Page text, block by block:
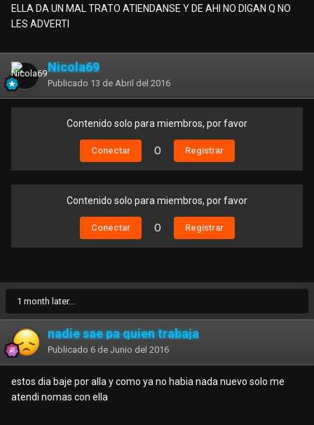
ELLA DA UN MAL TRATO ATIENDANSE Y DE AHI NO DIGAN Q NO
LES ADVERTI
Nicola69
Publicado 13 de Abril del 2016
Contenido solo para miembros, por favor
Conectar O Registrar
Contenido solo para miembros, por favor
Conectar O Registrar
1 month later...
nadie sae pa quien trabaja
Publicado 6 de Junio del 2016
estos dia baje por alla y como ya no habia nada nuevo solo me
atendi nomas con ella